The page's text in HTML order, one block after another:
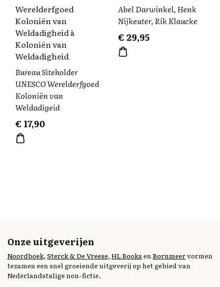
Werelderfgoed
Koloniën van
Weldadigheid à
Koloniën van
Weldadigheid
Bureau Siteholder
UNESCO Werelderfgoed
Koloniën van
Weldadigeid
€ 17,90
Abel Darwinkel, Henk
Nijkeuter, Rik Klaucke
€ 29,95
Onze uitgeverijen
Noordboek, Sterck & De Vreese, HL Books en Bornmeervormen
tezamen een snel groeiende uitgeverij op het gebied van
Nederlandstalige non-fictie.